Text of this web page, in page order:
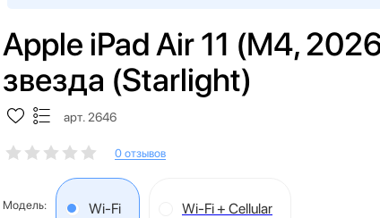
Apple iPad Air 11 (M4,
звезда (Starlight)
арт. 2646
0 отзывов
Модель: Wi-Fi Wi-Fi + Cellular